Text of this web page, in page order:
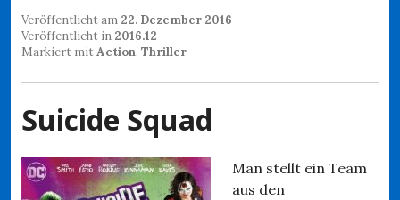
Veröffentlicht am 22. Dezember 2016
Veröffentlicht in 2016.12
Markiert mitAction, Thriller
Suicide Squad
Man stellt ein Team
aus den